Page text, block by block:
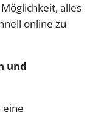
alles
online zu
und
eine